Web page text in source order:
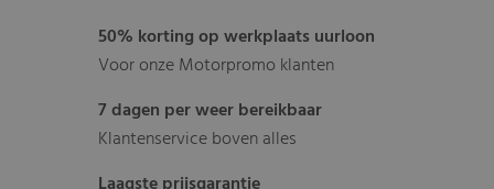
50% korting op werkplaats uurloon
Voor onze Motorpromo klanten
7 dagen per weer bereikbaar
Klantenservice boven alles